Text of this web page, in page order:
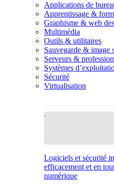
Applications de
Apprentissage &
Graphisme & web
Multimédia
Outils & utilitaires
Sauvegarde & image
Serveurs &
Systèmes
Sécurité
Virtualisation
Logiciels et sécurité
efficacement et en
numérique